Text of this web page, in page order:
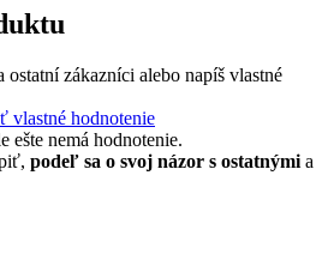
zákazníci alebo napíš vlastné
vlastné hodnotenie
ešte nemá hodnotenie.
podeľ sa o svoj názor s ostatnými a